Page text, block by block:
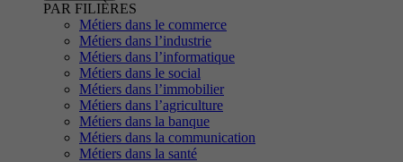
PAR FILIÈRES
Métiers dans le commerce
Métiers dans l’industrie
Métiers dans l’informatique
Métiers dans le social
Métiers dans l’immobilier
Métiers dans l’agriculture
Métiers dans la banque
Métiers dans la communication
Métiers dans la santé